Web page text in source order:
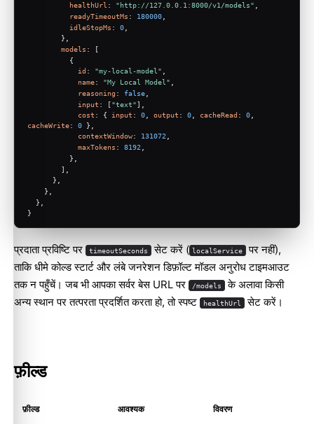
healthUrl : "http://127.0.0.1:8000/v1/models"
readyTimeoutMs : 180000
idleStopMs : 0
        },
models : [
          {
id : "my-local-model" ,
name: "My Local Model"
reasoning : false
input : ["text"],
cost : { input : 0 output : 0 cacheRead : 0
cacheWrite: 0 },
contextWindow: 131072
maxTokens : 8192
          },
        ],
      },
    },
  },
}
प्रदाता प्रविष्टि पर timeoutSeconds सेट करें ( localService
पर नहीं),
ताकि धीमे कोल्ड स्टार्ट और लंबे जनरेशन डिफ़ॉल्ट मॉडल अनुरोध टाइमआउट
तक न पहुँचें। जब भी आपका सर्वर बेस URL पर
/models के अलावा किसी
अन्य स्थान पर तत्परता प्रदर्शित करता हो, तो स्पष्ट
healthUrl सेट करें।
फ़ील्ड
फ़ील्ड आवश्यक विवरण